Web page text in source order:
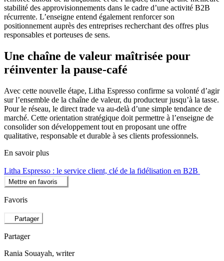
stabilité des approvisionnements dans le cadre d’une activité B2B
récurrente. L’enseigne entend également renforcer son
positionnement auprès des entreprises recherchant des offres plus
responsables et porteuses de sens.
Une chaîne de valeur maîtrisée pour
réinventer la pause-café
Avec cette nouvelle étape, Litha Espresso confirme sa volonté d’agir
sur l’ensemble de la chaîne de valeur, du producteur jusqu’à la tasse.
Pour le réseau, le direct trade va au-delà d’une simple tendance de
marché. Cette orientation stratégique doit permettre à l’enseigne de
consolider son développement tout en proposant une offre
qualitative, responsable et durable à ses clients professionnels.
En savoir plus
Litha Espresso : le service client, clé de la fidélisation en B2B
Mettre en favoris
Favoris
Partager
Partager
Rania Souayah, writer